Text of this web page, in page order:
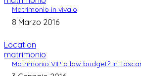
Matrimonio in vivaio
8 Marzo 2016
Location
matrimonio
Matrimonio VIP o low budget? In